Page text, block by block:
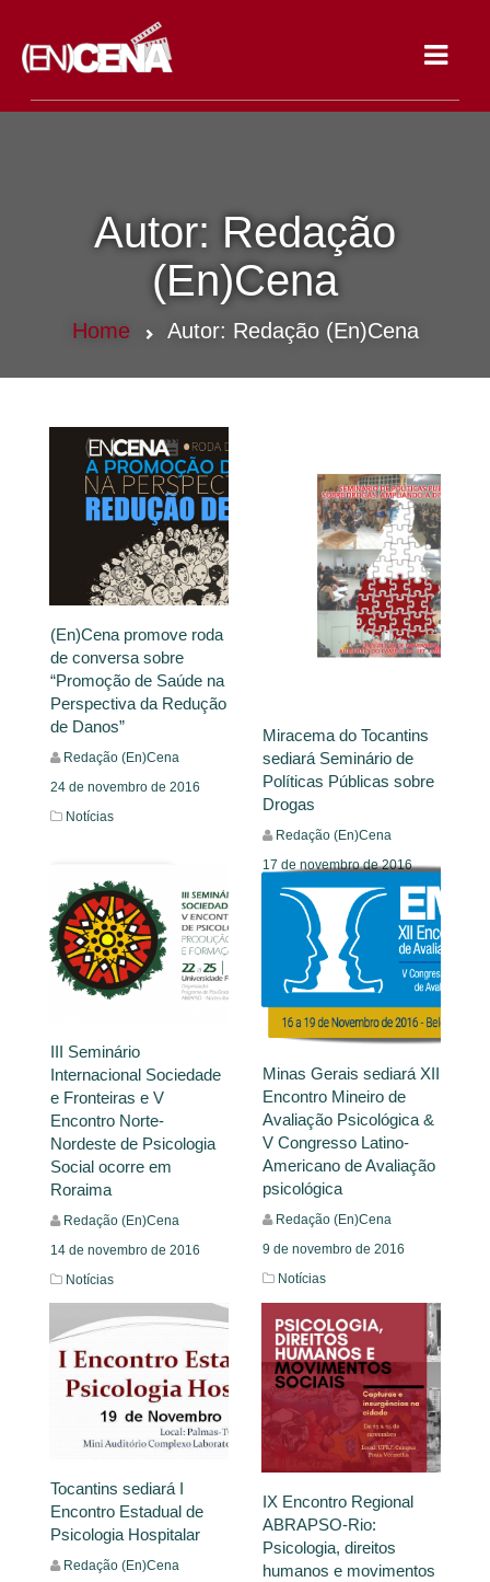
Autor: Redação
(En)Cena
Home Autor: Redação (En)Cena
(En)Cena promove roda
de conversa sobre
“Promoção de Saúde na
Perspectiva da Redução
de Danos”
Redação (En)Cena
24 de novembro de 2016
Notícias
Leia Mais
Miracema do Tocantins
sediará Seminário de
Políticas Públicas sobre
Drogas
Redação (En)Cena
17 de novembro de 2016
Notícias
Leia Mais
III Seminário
Internacional Sociedade
e Fronteiras e V
Encontro Norte-
Nordeste de Psicologia
Social ocorre em
Roraima
Redação (En)Cena
14 de novembro de 2016
Notícias
Leia Mais
Minas Gerais sediará XII
Encontro Mineiro de
Avaliação Psicológica &
V Congresso Latino-
Americano de Avaliação
psicológica
Redação (En)Cena
9 de novembro de 2016
Notícias
Leia Mais
Tocantins sediará I
Encontro Estadual de
Psicologia Hospitalar
Redação (En)Cena
IX Encontro Regional
ABRAPSO-Rio:
Psicologia, direitos
humanos e movimentos